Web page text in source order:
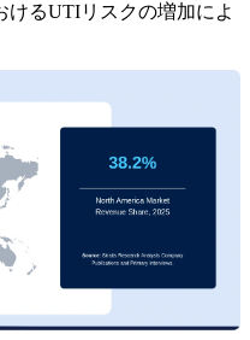
るUTIリスクの増加によ